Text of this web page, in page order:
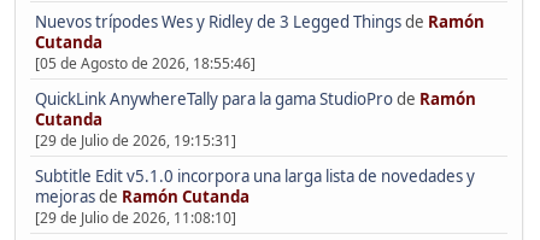
Nuevos trípodes Wes y Ridley de 3 Legged Thingsde Ramón
Cutanda
[05 de Agosto de 2026, 18:55:46]
QuickLink AnywhereTally para la gama StudioProde Ramón
Cutanda
[29 de Julio de 2026, 19:15:31]
Subtitle Edit v5.1.0 incorpora una larga lista de novedades y
mejorasde Ramón Cutanda
[29 de Julio de 2026, 11:08:10]